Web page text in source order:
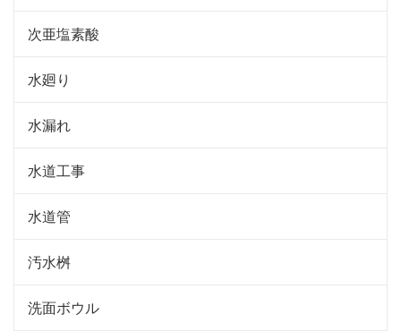
次亜塩素酸
水廻り
水漏れ
水道工事
水道管
汚水桝
洗面ボウル